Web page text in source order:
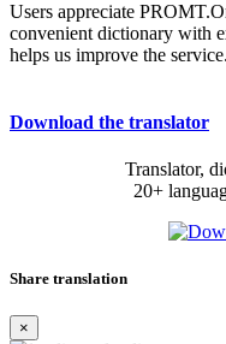
Users appreciate
convenient dictionary with
helps us improve the service.
Download the translator
Translator,
20+
Share translation
×